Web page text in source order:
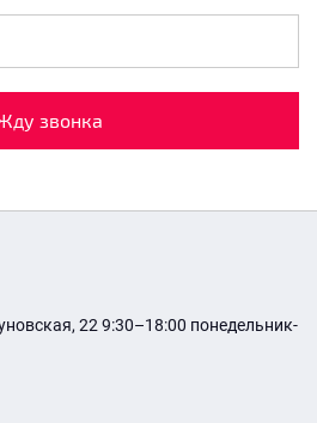
звонка
22 9:30–18:00 понедельник-